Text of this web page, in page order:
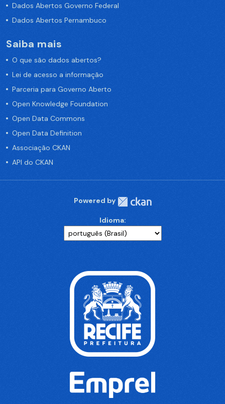
Dados Abertos Governo Federal
Dados Abertos Pernambuco
Saiba mais
O que são dados abertos?
Lei de acesso a informação
Parceria para Governo Aberto
Open Knowledge Foundation
Open Data Commons
Open Data Definition
Associação CKAN
API do CKAN
Powered by
Idioma